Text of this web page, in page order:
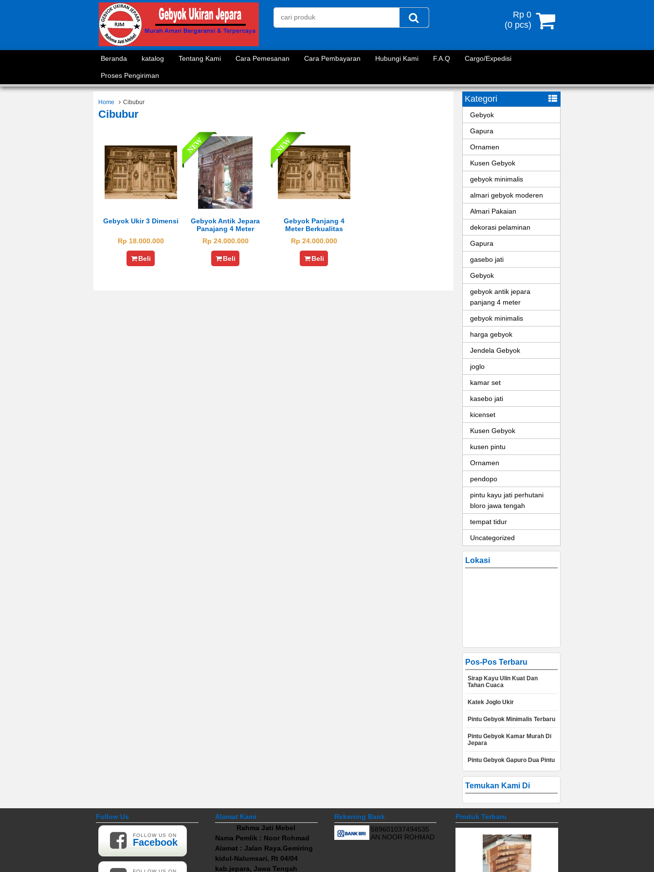
Rp 0
(0 pcs)
Beranda katalog Tentang Kami Cara Pemesanan Cara Pembayaran Hubungi Kami F.A.Q Cargo/Expedisi
Proses Pengiriman
Home Cibubur
Cibubur
Gebyok Ukir 3 Dimensi
Rp 18.000.000
Beli
Gebyok Antik Jepara
Panajang 4 Meter
Rp 24.000.000
Beli
Gebyok Panjang 4
Meter Berkualitas
Rp 24.000.000
Beli
Kategori
Gebyok
Gapura
Ornamen
Kusen Gebyok
gebyok minimalis
almari gebyok moderen
Almari Pakaian
dekorasi pelaminan
Gapura
gasebo jati
Gebyok
gebyok antik jepara
panjang 4 meter
gebyok minimalis
harga gebyok
Jendela Gebyok
joglo
kamar set
kasebo jati
kicenset
Kusen Gebyok
kusen pintu
Ornamen
pendopo
pintu kayu jati perhutani
bloro jawa tengah
tempat tidur
Uncategorized
Lokasi
Pos-Pos Terbaru
Sirap Kayu Ulin Kuat Dan
Tahan Cuaca
Katek Joglo Ukir
Pintu Gebyok Minimalis Terbaru
Pintu Gebyok Kamar Murah Di
Jepara
Pintu Gebyok Gapuro Dua Pintu
Temukan Kami Di
Follow Us
FOLLOW US ON
Facebook
Alamat Kami
Rahma Jati Mebel
Nama Pemlik : Noor Rohmad
Alamat : Jalan Raya.Gemiring
kidul-Nalumsari, Rt 04/04
kab.jepara, Jawa Tengah
Rekening Bank
589601037494535
AN.NOOR ROHMAD
Produk Terbaru